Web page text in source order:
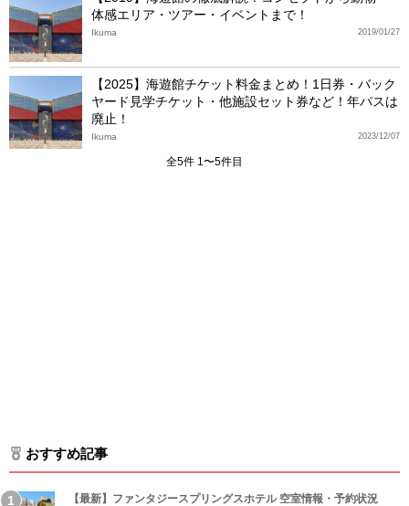
体感エリア・ツアー・イベントまで！
2019/01/27
Ikuma
【2025】海遊館チケット料金まとめ！1日券・バック
ヤード見学チケット・他施設セット券など！年パスは
廃止！
2023/12/07
Ikuma
全5件 1〜5件目
おすすめ記事
【最新】ファンタジースプリングスホテル 空室情報・予約状況